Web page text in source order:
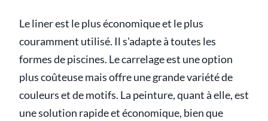
Le liner est le plus économique et le plus
couramment utilisé. Il s'adapte à toutes les
formes de piscines. Le carrelage est une option
plus coûteuse mais offre une grande variété de
couleurs et de motifs. La peinture, quant à elle, est
une solution rapide et économique, bien que